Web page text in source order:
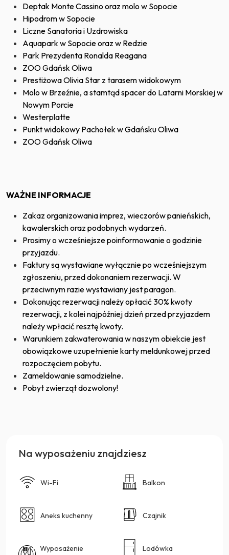
Deptak Monte Cassino oraz molo w Sopocie
Hipodrom w Sopocie
Liczne Sanatoria i Uzdrowiska
Aquapark w Sopocie oraz w Redzie
Park Prezydenta Ronalda Reagana
ZOO Gdańsk Oliwa
Prestiżowa Olivia Star z tarasem widokowym
Molo w Brzeźnie, a stamtąd spacer do Latarni Morskiej w
Nowym Porcie
Westerplatte
Punkt widokowy Pachołek w Gdańsku Oliwa
ZOO Gdańsk Oliwa
WAŻNE INFORMACJE
Zakaz organizowania imprez, wieczorów panieńskich,
kawalerskich oraz podobnych wydarzeń.
Prosimy o wcześniejsze poinformowanie o godzinie
przyjazdu.
Faktury są wystawiane wyłącznie po wcześniejszym
zgłoszeniu, przed dokonaniem rezerwacji. W
przeciwnym razie wystawiany jest paragon.
Dokonując rezerwacji należy opłacić 30% kwoty
rezerwacji, z kolei najpóźniej dzień przed przyjazdem
należy wpłacić resztę kwoty.
Warunkiem zakwaterowania w naszym obiekcie jest
obowiązkowe uzupełnienie karty meldunkowej przed
rozpoczęciem pobytu.
Zameldowanie samodzielne.
Pobyt zwierząt dozwolony!
Na wyposażeniu znajdziesz
Wi-Fi Balkon
Aneks kuchenny Czajnik
Wyposażenie
Lodówka